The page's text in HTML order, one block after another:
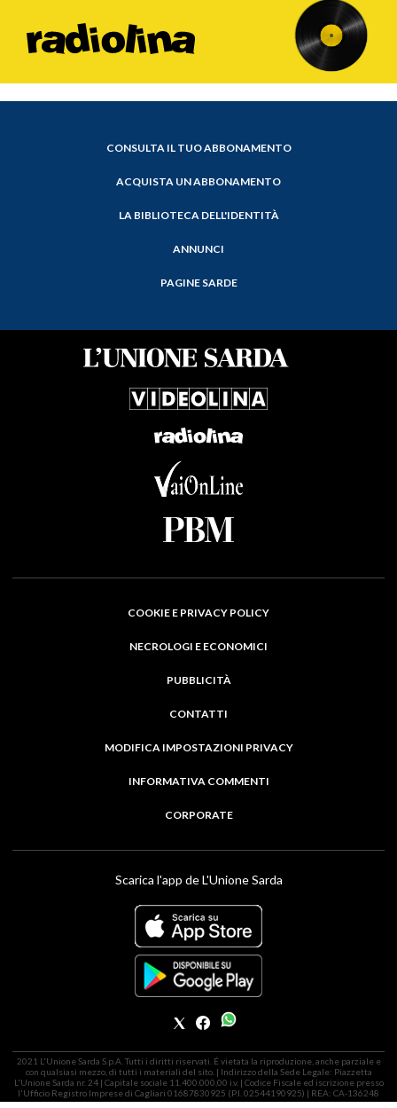
CONSULTA IL TUO ABBONAMENTO
ACQUISTA UN ABBONAMENTO
LA BIBLIOTECA DELL'IDENTITÀ
ANNUNCI
PAGINE SARDE
COOKIE E PRIVACY POLICY
NECROLOGI E ECONOMICI
PUBBLICITÀ
CONTATTI
MODIFICA IMPOSTAZIONI PRIVACY
INFORMATIVA COMMENTI
CORPORATE
Scarica l'app de L'Unione Sarda
2021 L'Unione Sarda S.p.A. Tutti i diritti riservati. É vietata la riproduzione, anche parziale e
con qualsiasi mezzo, di tutti i materiali del sito. | Indirizzo della Sede Legale: Piazzetta
L'Unione Sarda nr. 24 | Capitale sociale 11.400.000,00 i.v. | Codice Fiscale ed iscrizione presso
l'Ufficio Registro Imprese di Cagliari 01687830925 (P.I. 02544190925) | REA: CA-136248